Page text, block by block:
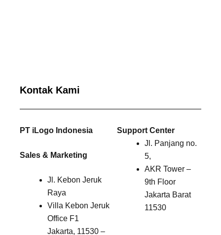
Kontak Kami
PT iLogo Indonesia
Sales & Marketing
Jl. Kebon Jeruk
Raya
Villa Kebon Jeruk
Office F1
Jakarta, 11530 –
Support Center
Jl. Panjang no.
5,
AKR Tower –
9th Floor
Jakarta Barat
11530